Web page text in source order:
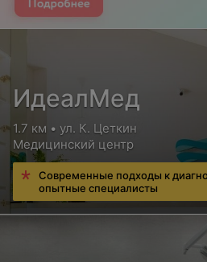
ИдеалМед
1.7 км • ул. К. Цеткин
Медицинский центр
Современные подходы к
опытные специалисты